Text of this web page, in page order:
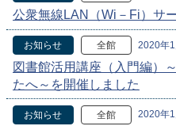
公衆無線LAN（Wi－Fi）サ
お知らせ 全館 2020年
図書館活用講座（入門編）
たへ～を開催しました
お知らせ 全館 2020年1